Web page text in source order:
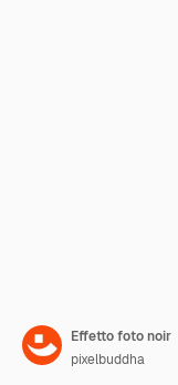
Effetto foto noir
pixelbuddha